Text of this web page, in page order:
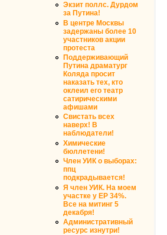
Экзит поллс. Дурдом
за Путина!
В центре Москвы
задержаны более 10
участников акции
протеста
Поддерживающий
Путина драматург
Коляда просит
наказать тех, кто
оклеил его театр
сатирическими
афишами
Свистать всех
наверх! В
наблюдатели!
Химические
бюллетени!
Член УИК о выборах:
ппц
подкрадывается!
Я член УИК. На моем
участке у ЕР 34%.
Все на митинг 5
декабря!
Административный
ресурс изнутри!